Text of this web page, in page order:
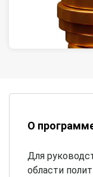
О
Для
области